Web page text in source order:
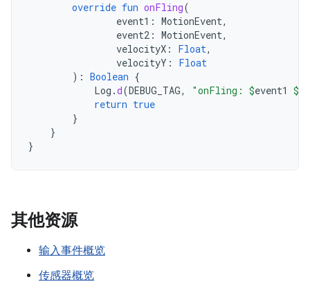
override fun onFling(
event1 : MotionEvent,
event2 : MotionEvent,
velocityX : Float,
velocityY :
Float
): Boolean {
Log .d(DEBUG_TAG, "onFling: $event1 $
return true
}
}
}
其他资源
输入事件概览
传感器概览